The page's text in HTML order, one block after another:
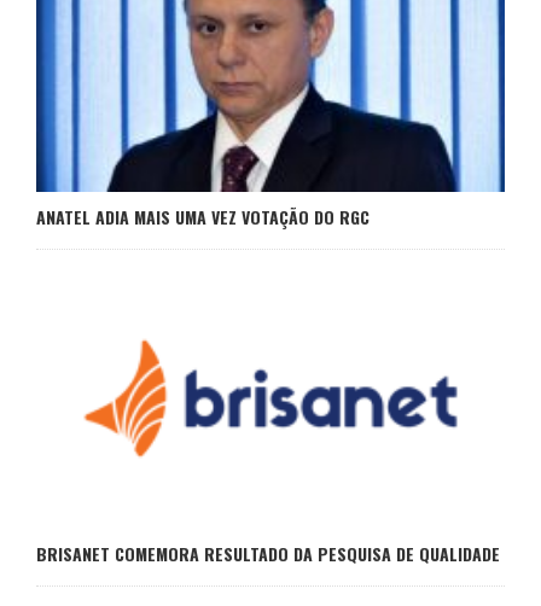
ANATEL ADIA MAIS UMA VEZ VOTAÇÃO DO RGC
BRISANET COMEMORA RESULTADO DA PESQUISA DE QUALIDADE